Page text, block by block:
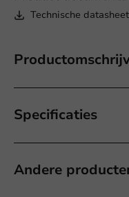
Technische
Specificaties
Andere